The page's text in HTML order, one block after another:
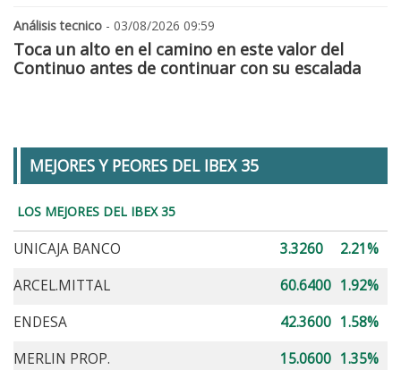
Análisis tecnico - 03/08/2026 09:59
Toca un alto en el camino en este valor del
Continuo antes de continuar con su escalada
MEJORES Y PEORES DEL IBEX 35
LOS MEJORES DEL IBEX 35
UNICAJA BANCO 3.3260
2.21%
ARCEL.MITTAL
60.6400 1.92%
ENDESA
42.3600 1.58%
MERLIN PROP.
15.0600 1.35%